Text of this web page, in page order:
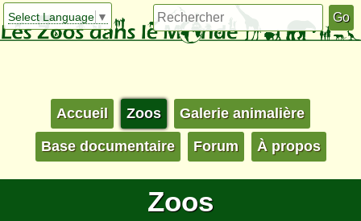
Select Language ▼
Accueil Zoos Galerie animalière
Base documentaire Forum À propos
Zoos